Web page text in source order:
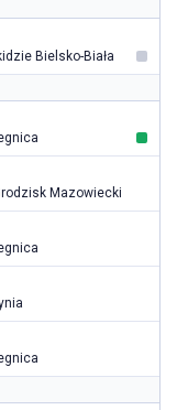
Bielsko-Biała
Mazowiecki